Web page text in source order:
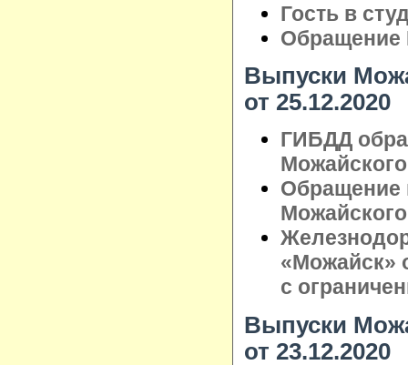
Гость в
Обращение
Выпуски
от 25.12.2020
ГИБДД
Обращение
«Можайск»
с
Выпуски
от 23.12.2020